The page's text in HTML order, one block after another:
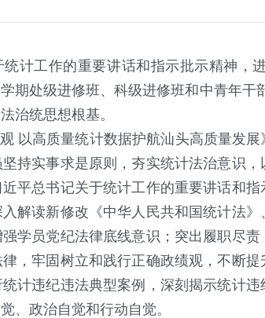
计工作的重要讲话和指示批示精神，
期处级进修班、科级进修班和中青年
治统思想根基。
以高质量统计数据护航汕头高质量发
持实事求是原则，夯实统计法治意识
平总书记关于统计工作的重要讲话和
解读新修改《中华人民共和国统计法
学员党纪法律底线意识；突出履职尽
，牢固树立和践行正确政绩观，不断
计违纪违法典型案例，深刻揭示统计
、政治自觉和行动自觉。